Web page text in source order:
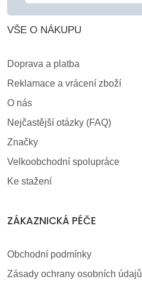
VŠE O NÁKUPU
Doprava a platba
Reklamace a vrácení zboží
O nás
Nejčastější otázky (FAQ)
Značky
Velkoobchodní spolupráce
Ke stažení
ZÁKAZNICKÁ PÉČE
Obchodní podmínky
Zásady ochrany osobních údajů